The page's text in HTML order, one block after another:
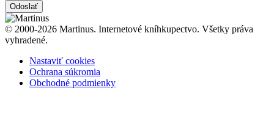
Odoslať
© 2000-2026 Martinus. Internetové kníhkupectvo. Všetky práva
vyhradené.
Nastaviť cookies
Ochrana súkromia
Obchodné podmienky